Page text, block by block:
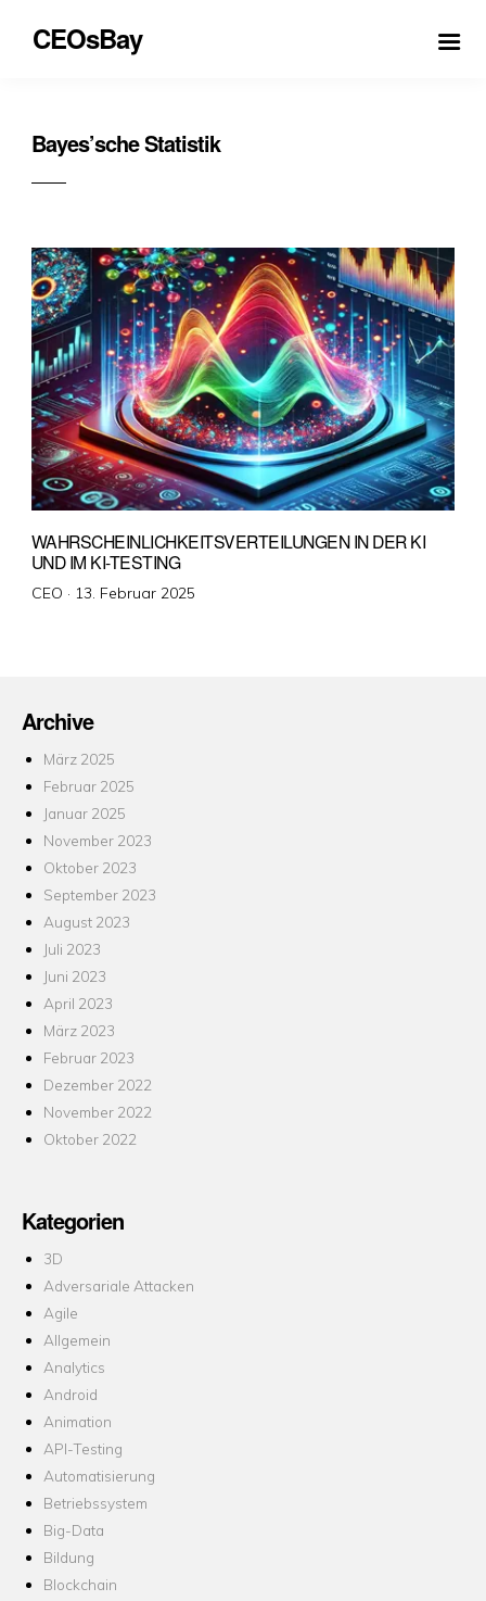
CEOsBay
Bayes’sche Statistik
WAHRSCHEINLICHKEITSVERTEILUNGEN IN DER KI
UND IM KI-TESTING
CEO · Veröffentlicht
13. Februar 2025
Archive
März 2025
Februar 2025
Januar 2025
November 2023
Oktober 2023
September 2023
August 2023
Juli 2023
Juni 2023
April 2023
März 2023
Februar 2023
Dezember 2022
November 2022
Oktober 2022
Kategorien
3D
Adversariale Attacken
Agile
Allgemein
Analytics
Android
Animation
API-Testing
Automatisierung
Betriebssystem
Big-Data
Bildung
Blockchain